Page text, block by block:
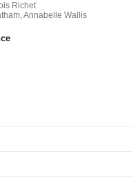
Richet
Annabelle Wallis